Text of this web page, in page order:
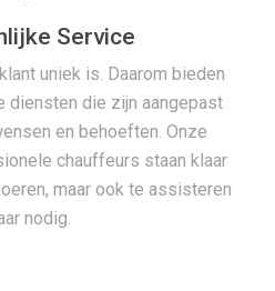
Service
uniek is. Daarom bieden
diensten die zijn aangepast
en behoeften. Onze
chauffeurs staan klaar
maar ook te assisteren
nodig.